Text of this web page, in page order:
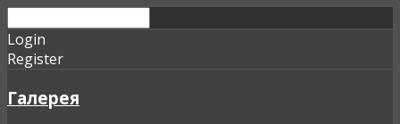
Login
Register
Галерея